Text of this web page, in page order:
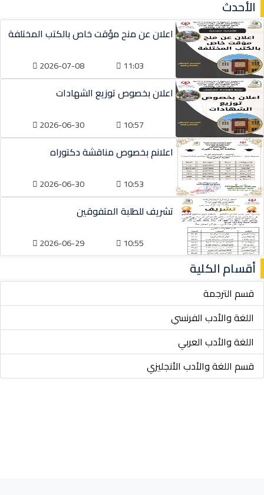
الأحدث
اعلان عن منح مؤقت خاص بالكتب المختلفة
11:03
2026-07-08
اعلان بخصوص توزيع الشهادات
10:57
2026-06-30
اعلانم بخصوص مناقشة دكتوراه
10:53
2026-06-30
تشريف للطلبة المتفوقين
10:55
2026-06-29
أقسام الكلية
قسم الترجمة
اللغة والأدب الفرنسي
اللغة والأدب العربي
قسم اللغة والأدب الأنجليزي